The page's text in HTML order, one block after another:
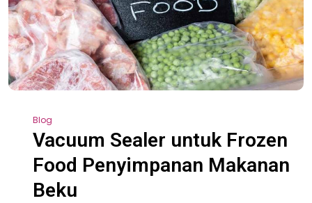
Blog
Vacuum Sealer untuk Frozen
Food Penyimpanan Makanan
Beku